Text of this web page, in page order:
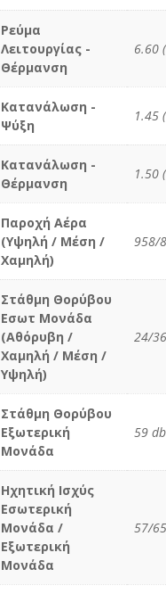
Ρεύμα
Λειτουργίας -
Θέρμανση
6.60
Κατανάλωση -
Ψύξη
1.45
Κατανάλωση -
Θέρμανση
1.50
Παροχή Αέρα
(Υψηλή / Μέση /
Χαμηλή)
958/
Στάθμη Θορύβου
Εσωτ Μονάδα
(Αθόρυβη /
Χαμηλή / Μέση /
Υψηλή)
24/
Στάθμη Θορύβου
Εξωτερική
Μονάδα
59
Ηχητική Ισχύς
Εσωτερική
Μονάδα /
Εξωτερική
Μονάδα
57/